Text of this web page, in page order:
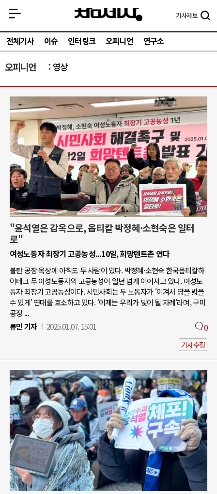
기사제보
전체기사 이슈 인터링크 오피니언 연구소
오피니언 영상
"윤석열은 감옥으로, 옵티칼 박정혜·소현숙은 일터
로"
여성노동자 최장기 고공농성...10일, 희망텐트촌 연다
불탄 공장 옥상에 아직도 두 사람이 있다. 박정혜·소현숙 한국옵티칼하
이테크 두 여성노동자의 고공농성이 일년 넘게 이어지고 있다. 여성노
동자 최장기 고공농성이다. 시민사회는 두 노동자가 '이겨서 땅을 밟을
수 있게' 연대를 호소하고 있다. '이제는 우리가 빛이 될 차례'라며, 구미
공장 ...
류민 기자
2025.01.07. 15:01 0
기사수정